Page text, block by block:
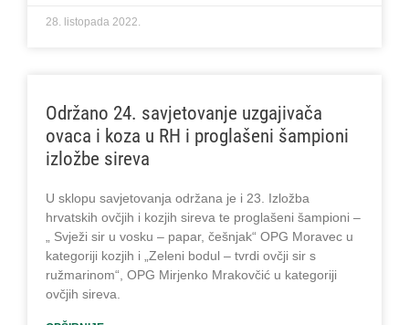
28. listopada 2022.
Održano 24. savjetovanje uzgajivača
ovaca i koza u RH i proglašeni šampioni
izložbe sireva
U sklopu savjetovanja održana je i 23. Izložba
hrvatskih ovčjih i kozjih sireva te proglašeni šampioni –
„ Svježi sir u vosku – papar, češnjak“ OPG Moravec u
kategoriji kozjih i „Zeleni bodul – tvrdi ovčji sir s
ružmarinom“, OPG Mirjenko Mrakovčić u kategoriji
ovčjih sireva.